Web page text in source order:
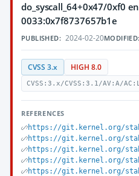
do_syscall_64+0x47/0xf0
0033:0x7f8737657b1e
PUBLISHED: 2024-02-20MODIFIED:
CVSS 3.x HIGH 8.0
CVSS:3.x/CVSS:3.1/AV:A/
REFERENCES
https://git.kernel.org/
https://git.kernel.org/
https://git.kernel.org/
https://git.kernel.org/
https://git.kernel.org/